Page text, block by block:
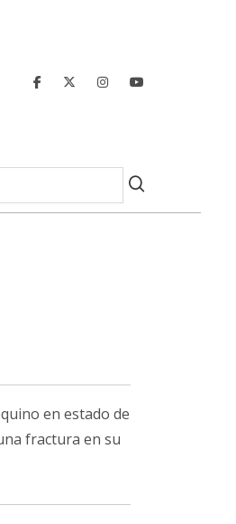
en estado de
fractura en su